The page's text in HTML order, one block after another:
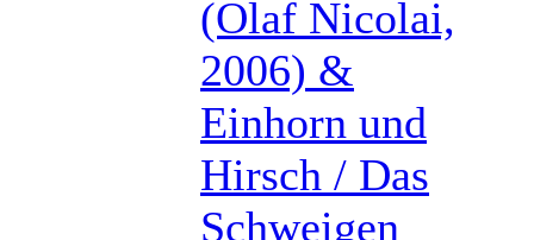
(Olaf Nicolai,
2006) &
Einhorn und
Hirsch / Das
Schweigen